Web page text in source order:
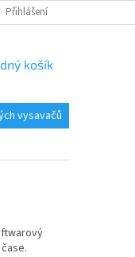
Přihlášení
košík
vysavačů